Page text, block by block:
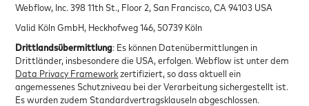
Webflow, Inc. 398 11th St., Floor 2, San Francisco, CA 94103 USA
Valid Köln GmbH, Heckhofweg 146, 50739 Köln
Drittlandsübermittlung: Es können Datenübermittlungen in
Drittländer, insbesondere die USA, erfolgen. Webflow ist unter dem
Data Privacy Frameworkzertifiziert, so dass aktuell ein
angemessenes Schutzniveau bei der Verarbeitung sichergestellt ist.
Es wurden zudem Standardvertragsklauseln abgeschlossen.